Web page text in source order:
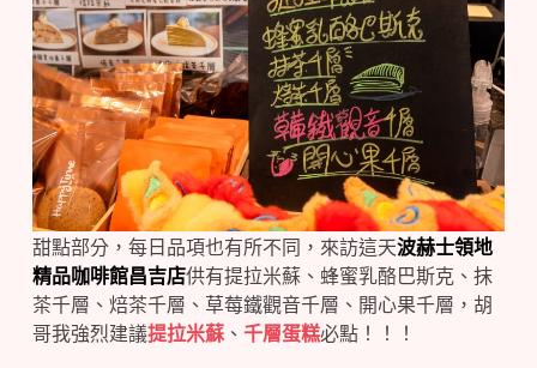
甜點部分，每日品項也有所不同，來訪這天波赫士領地
精品咖啡館昌吉店供有提拉米蘇、蜂蜜乳酪巴斯克、抹
茶千層、焙茶千層、草莓鐵觀音千層、開心果千層，胡
哥我強烈建議提拉米蘇、 千層蛋糕必點！！！